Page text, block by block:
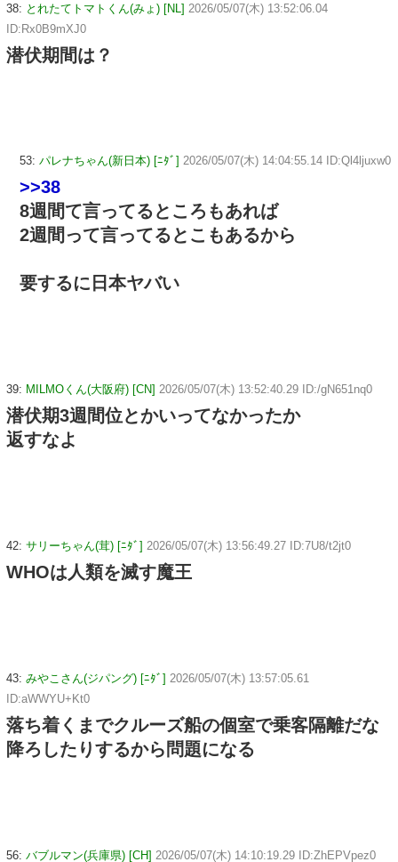
38: とれたてトマトくん(みょ) [NL] 2026/05/07(木) 13:52:06.04
ID:Rx0B9mXJ0
潜伏期間は？
53: パレナちゃん(新日本) [ﾆﾀﾞ] 2026/05/07(木) 14:04:55.14 ID:Ql4ljuxw0
>>38
8週間て言ってるところもあれば
2週間って言ってるとこもあるから
要するに日本ヤバい
39: MILMOくん(大阪府) [CN] 2026/05/07(木) 13:52:40.29 ID:/gN651nq0
潜伏期3週間位とかいってなかったか
返すなよ
42: サリーちゃん(茸) [ﾆﾀﾞ] 2026/05/07(木) 13:56:49.27 ID:7U8/t2jt0
WHOは人類を滅す魔王
43: みやこさん(ジパング) [ﾆﾀﾞ] 2026/05/07(木) 13:57:05.61
ID:aWWYU+Kt0
落ち着くまでクルーズ船の個室で乗客隔離だな
降ろしたりするから問題になる
56: バブルマン(兵庫県) [CH] 2026/05/07(木) 14:10:19.29 ID:ZhEPVpez0